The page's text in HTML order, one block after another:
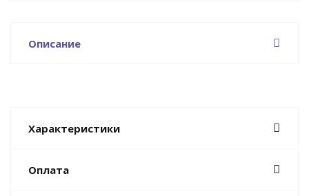
Описание
Характеристики
Оплата